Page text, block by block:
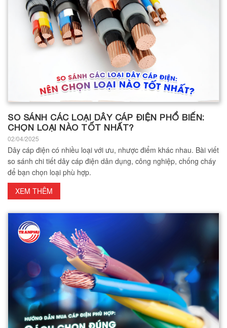
SO SÁNH CÁC LOẠI DÂY CÁP ĐIỆN PHỔ BIẾN:
CHỌN LOẠI NÀO TỐT NHẤT?
02/04/2025
Dây cáp điện có nhiều loại với ưu, nhược điểm khác nhau. Bài viết
so sánh chi tiết dây cáp điện dân dụng, công nghiệp, chống cháy
để bạn chọn loại phù hợp.
XEM THÊM